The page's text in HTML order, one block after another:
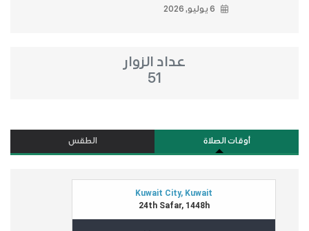
6 يوليو, 2026
عداد الزوار
51
أوقات الصلاة الطقس